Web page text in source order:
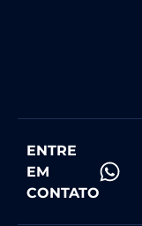
ENTRE
EM
CONTATO